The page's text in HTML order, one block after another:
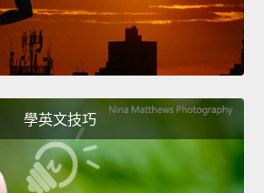
學英文技巧